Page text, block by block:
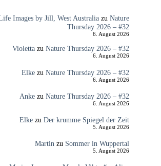
Images by Jill, West Australiazu Nature
Thursday 2026 – #32
6. August 2026
Violettazu Nature Thursday 2026 – #32
6. August 2026
Elkezu Nature Thursday 2026 – #32
6. August 2026
Ankezu Nature Thursday 2026 – #32
6. August 2026
Elkezu Der krumme Spiegel der Zeit
5. August 2026
Martin zu Sommer in Wuppertal
5. August 2026